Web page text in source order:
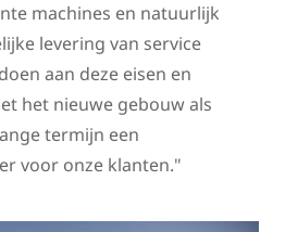
machines en natuurlijk
levering van service
aan deze eisen en
het nieuwe gebouw als
termijn een
voor onze klanten."